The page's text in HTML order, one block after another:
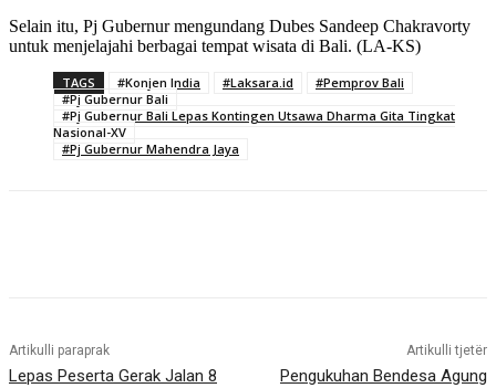
Selain itu, Pj Gubernur mengundang Dubes Sandeep Chakravorty
untuk menjelajahi berbagai tempat wisata di Bali. (LA-KS)
TAGS #Konjen India #Laksara.id
#Pemprov Bali
#Pj Gubernur Bali
#Pj Gubernur Bali Lepas Kontingen Utsawa Dharma Gita Tingkat
Nasional-XV
#Pj Gubernur Mahendra Jaya
Artikulli paraprak
Lepas Peserta Gerak Jalan 8
Artikulli tjetër
Pengukuhan Bendesa Agung